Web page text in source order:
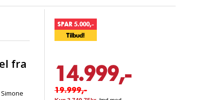
fra
SPAR 5.000,-
Tilbud!
14.999,-
19.999,-